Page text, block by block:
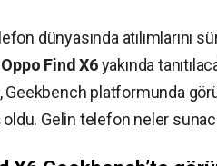
dünyasında
Oppo Find X6yakında
Geekbench platformunda
oldu. Gelin telefon neler